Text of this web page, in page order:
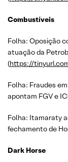
Combustíveis
Folha: Oposição
atuação da
(https://
Folha: Fraudes
apontam FGV e
Folha: Itamaraty
fechamento de
Dark Horse